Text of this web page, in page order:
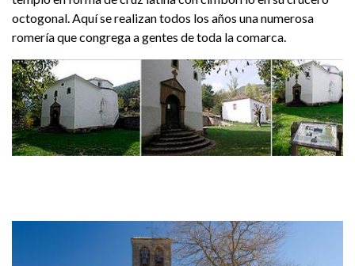
octogonal. Aquí se realizan todos los años una numerosa
romería que congrega a gentes de toda la comarca.